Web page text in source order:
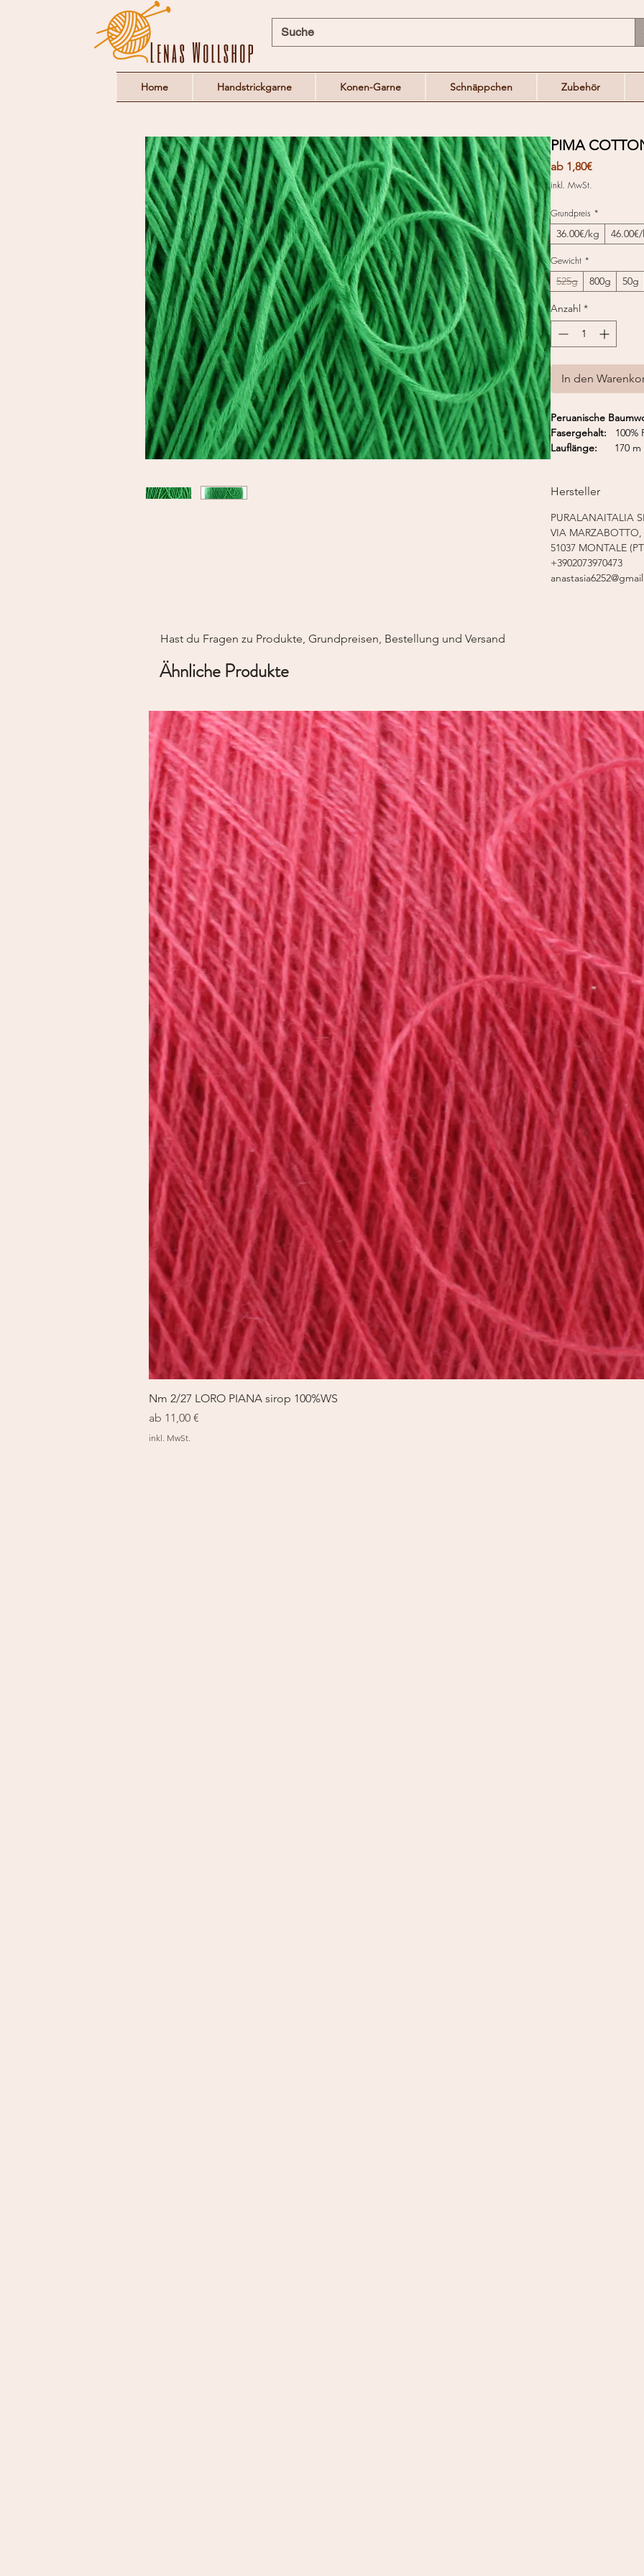
Home Handstrickgarne Konen-Garne Schnäppchen Zubehör
PIMA
ab 1,80€Sale-
inkl. MwSt.
Grundpreis *
36.00€/kg
Gewicht *
525g 800g 50g
Anzahl *
In den
Peruanische
Fasergehalt: 100%
Lauflänge:
170
Hersteller
PURALANAITALIA
VIA
51037 MONTALE
+3902073970473
Hast du Fragen zu Produkte, Grundpreisen, Bestellung und Versand
Ähnliche Produkte
Nm 2/27 LORO PIANA sirop 100%WS
ab 11,00 €
Sale-Preis
inkl. MwSt.